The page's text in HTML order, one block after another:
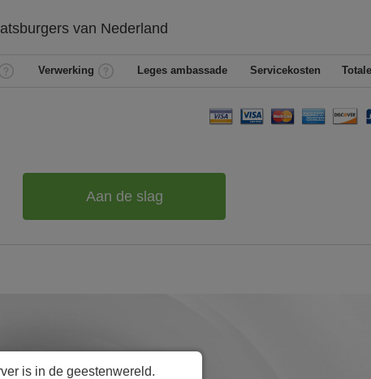
van Nederland
Verwerking Leges ambassade Servicekosten
Aan de slag
is in de geestenwereld.